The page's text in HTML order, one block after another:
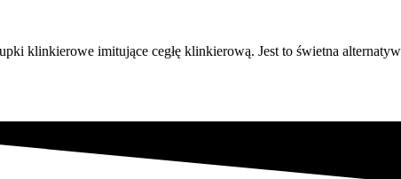
klinkierowe imitujące cegłę klinkierową. Jest to świetna